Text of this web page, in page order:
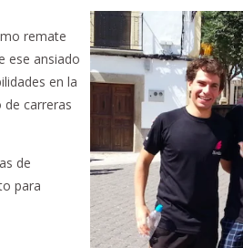
remate
ese ansiado
en la
carreras
de
para